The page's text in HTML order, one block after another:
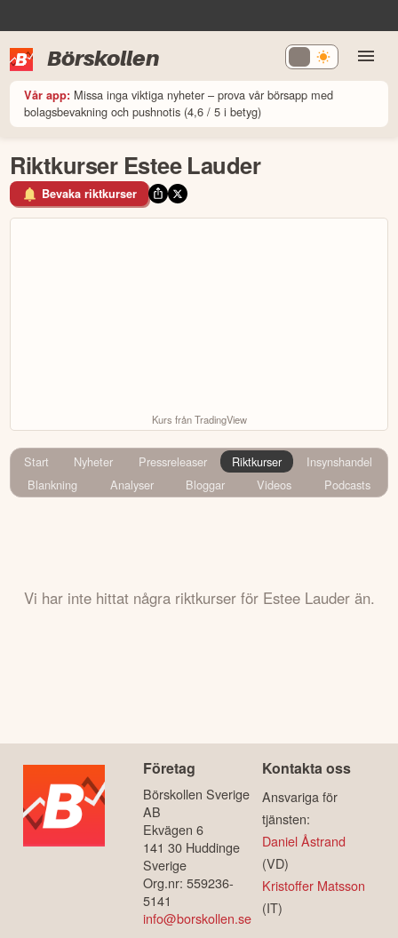
Börskollen
Vår app: Missa inga viktiga nyheter – prova vår börsapp med
bolagsbevakning och pushnotis (4,6 / 5 i betyg)
Riktkurser Estee Lauder
Bevaka riktkurser
Kurs från TradingView
Start Nyheter Pressreleaser Riktkurser
Insynshandel
Blankning
Analyser Bloggar Videos Podcasts
Vi har inte hittat några riktkurser för Estee Lauder än.
Företag
Börskollen Sverige
AB
Ekvägen 6
141 30 Huddinge
Sverige
Org.nr: 559236-
5141
info@borskollen.se
Kontakta oss
Ansvariga för
tjänsten:
Daniel Åstrand
(VD)
Kristoffer Matsson
(IT)